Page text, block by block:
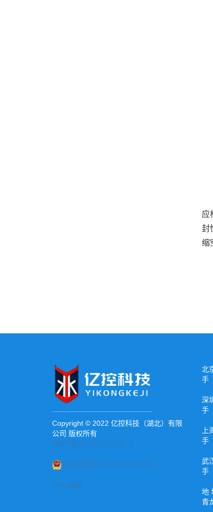
-
-
-
-
-
-
-
应
封
缩
Copyright © 2022 亿控科技（湖北）有限
公司 版权所有
鄂ICP备2022015221号-2
鄂公网安备42120202000485
XML地图
北
手
深
手
手
武
手
地
青